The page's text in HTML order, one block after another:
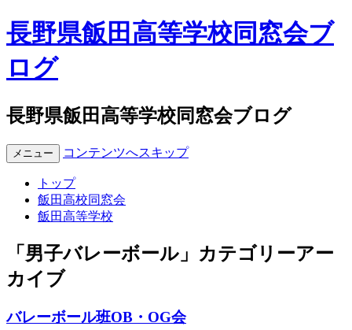
長野県飯田高等学校同窓会ブ
ログ
長野県飯田高等学校同窓会ブログ
メニュー コンテンツへスキップ
トップ
飯田高校同窓会
飯田高等学校
「 男子バレーボール 」カテゴリーアー
カイブ
バレーボール班OB・OG会